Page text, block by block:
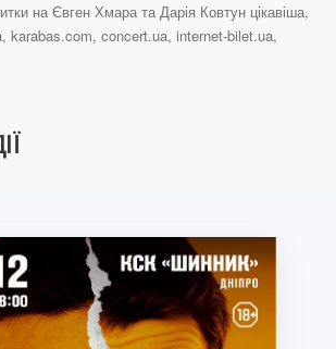
на Євген Хмара та Дарія Ковтун цікавіша,
karabas.com, concert.ua, internet-bilet.ua,